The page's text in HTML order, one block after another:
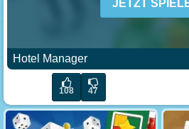
JETZT
Hotel Manager
108 47